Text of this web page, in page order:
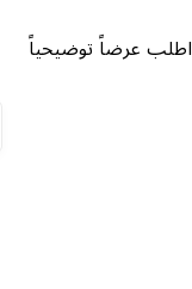
اطلب عرضاً توضيحياً